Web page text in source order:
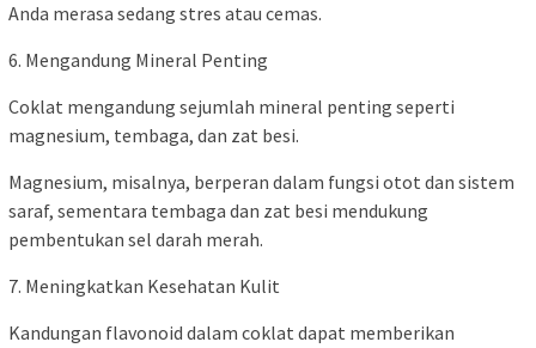
Anda merasa sedang stres atau cemas.
6. Mengandung Mineral Penting
Coklat mengandung sejumlah mineral penting seperti
magnesium, tembaga, dan zat besi.
Magnesium, misalnya, berperan dalam fungsi otot dan sistem
saraf, sementara tembaga dan zat besi mendukung
pembentukan sel darah merah.
7. Meningkatkan Kesehatan Kulit
Kandungan flavonoid dalam coklat dapat memberikan